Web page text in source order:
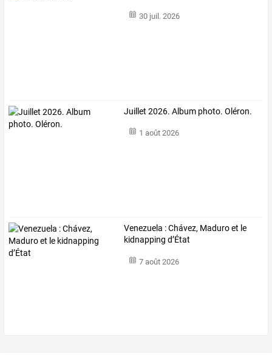
30 juil. 2026
Juillet 2026. Album photo. Oléron.
1 août 2026
Venezuela : Chávez, Maduro et le
kidnapping d’État
7 août 2026